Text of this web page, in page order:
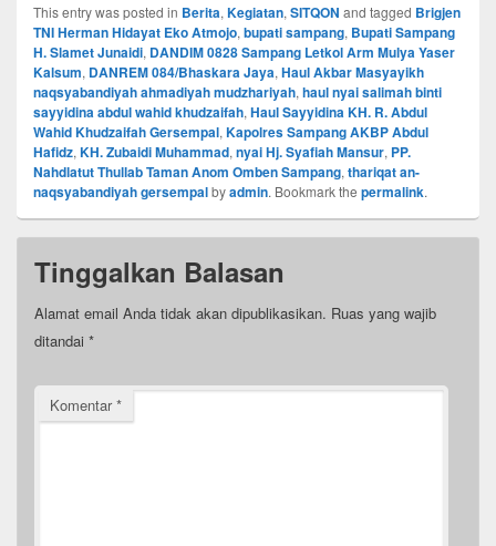
This entry was posted in Berita, Kegiatan, SITQON and tagged Brigjen
TNI Herman Hidayat Eko Atmojo, bupati sampang, Bupati Sampang
H. Slamet Junaidi, DANDIM 0828 Sampang Letkol Arm Mulya Yaser
Kalsum, DANREM 084/Bhaskara Jaya, Haul Akbar Masyayikh
naqsyabandiyah ahmadiyah mudzhariyah, haul nyai salimah binti
sayyidina abdul wahid khudzaifah, Haul Sayyidina KH. R. Abdul
Wahid Khudzaifah Gersempal, Kapolres Sampang AKBP Abdul
Hafidz, KH. Zubaidi Muhammad, nyai Hj. Syafiah Mansur, PP.
Nahdlatut Thullab Taman Anom Omben Sampang, thariqat an-
naqsyabandiyah gersempalbyadmin. Bookmark the permalink.
Tinggalkan Balasan
Alamat email Anda tidak akan dipublikasikan. Ruas yang wajib
ditandai *
Komentar*